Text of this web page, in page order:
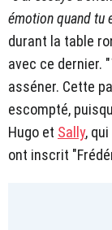
émotion quand tu
durant la table
avec ce dernier. "
asséner. Cette
escompté,
Hugo et Sally,
ont inscrit